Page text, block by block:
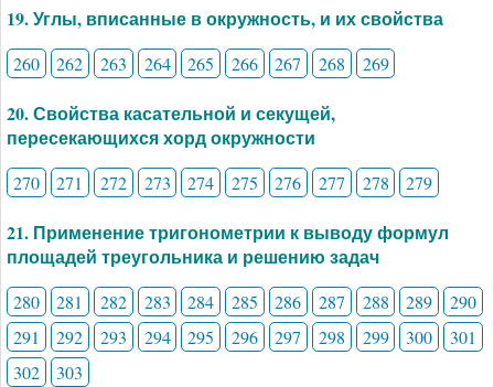
19. Углы, вписанные в окружность, и их свойства
260 262 263 264 265 266 267 268 269
20. Свойства касательной и секущей,
пересекающихся хорд окружности
270 271 272 273 274 275 276 277 278 279
21. Применение тригонометрии к выводу формул
площадей треугольника и решению задач
280 281 282 283 284 285 286 287 288 289
290
291
292 293 294 295 296 297 298 299 300
301
302
303